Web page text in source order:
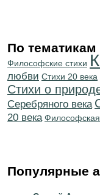
По тематикам
Философские стихи
любви Стихи 20 века
Стихи о
Серебряного века
20 века
Популярные